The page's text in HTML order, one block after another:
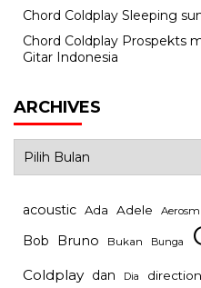
Chord Coldplay Sleeping
Chord Coldplay Prospekts
Gitar Indonesia
ARCHIVES
acoustic Ada Adele
Bob Bruno Bukan Bunga
Coldplay dan Dia direction